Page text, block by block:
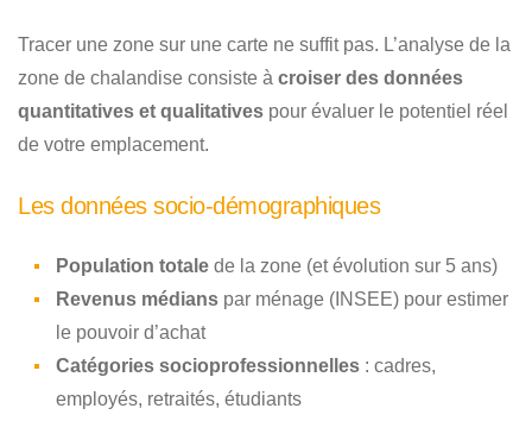
Tracer une zone sur une carte ne suffit pas. L’analyse de la
zone de chalandise consiste à croiser des données
quantitatives et qualitatives pour évaluer le potentiel réel
de votre emplacement.
Les données socio-démographiques
Population totale de la zone (et évolution sur 5 ans)
Revenus médians par ménage (INSEE) pour estimer
le pouvoir d’achat
Catégories socioprofessionnelles : cadres,
employés, retraités, étudiants